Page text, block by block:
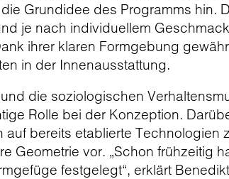
Grundidee des Programms hin.
je nach individuellem
ihrer klaren Formgebung
in der Innenausstattung.
die soziologischen
Rolle bei der Konzeption.
bereits etablierte Technologien
Geometrie vor. „Schon frühzeitig
festgelegt“, erklärt